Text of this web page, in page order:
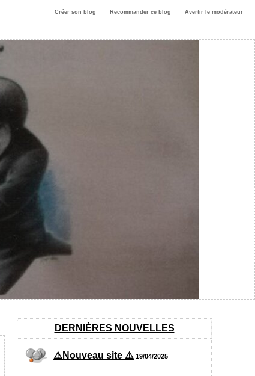
Créer son blog Recommander ce blog Avertir le modérateur
DERNIÈRES NOUVELLES
⚠️Nouveau site ⚠️ 19/04/2025